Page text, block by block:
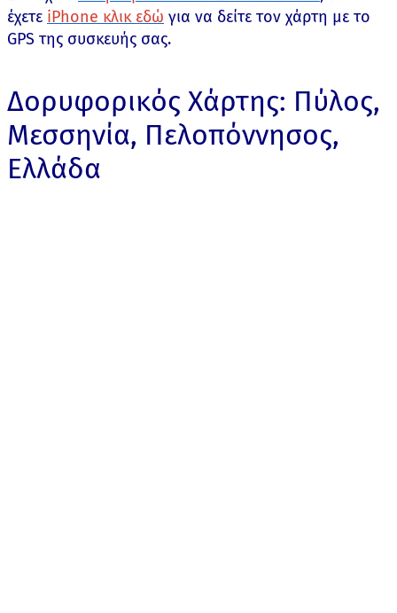
έχετε iPhone κλικ εδώ για να δείτε τον χάρτη με το
GPS της συσκευής σας.
Δορυφορικός Χάρτης: Πύλος,
Μεσσηνία, Πελοπόννησος,
Ελλάδα